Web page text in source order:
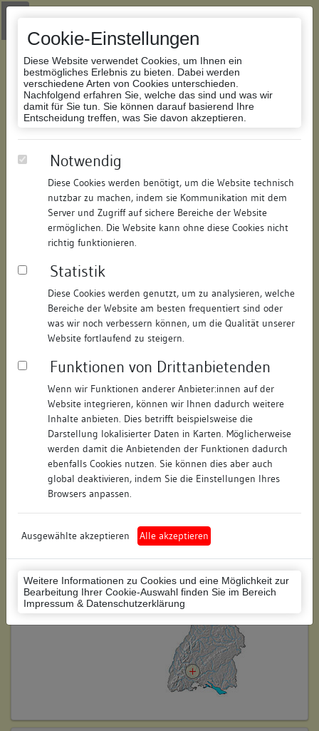
Cookie-Einstellungen
Diese Website verwendet Cookies, um Ihnen ein
bestmögliches Erlebnis zu bieten. Dabei werden
verschiedene Arten von Cookies unterschieden.
Nachfolgend erfahren Sie, welche das sind und was wir
damit für Sie tun. Sie können darauf basierend Ihre
Entscheidung treffen, was Sie davon akzeptieren.
Notwendig
Diese Cookies werden benötigt, um die Website technisch
nutzbar zu machen, indem sie Kommunikation mit dem
Server und Zugriff auf sichere Bereiche der Website
ermöglichen. Die Website kann ohne diese Cookies nicht
richtig funktionieren.
Statistik
Diese Cookies werden genutzt, um zu analysieren, welche
Bereiche der Website am besten frequentiert sind oder
was wir noch verbessern können, um die Qualität unserer
Website fortlaufend zu steigern.
Funktionen von Drittanbietenden
Wenn wir Funktionen anderer Anbieter:innen auf der
Website integrieren, können wir Ihnen dadurch weitere
Inhalte anbieten. Dies betrifft beispielsweise die
Darstellung lokalisierter Daten in Karten. Möglicherweise
werden damit die Anbietenden der Funktionen dadurch
ebenfalls Cookies nutzen. Sie können dies aber auch
global deaktivieren, indem Sie die Einstellungen Ihres
Browsers anpassen.
Ausgewählte akzeptieren Alle akzeptieren
Weitere Informationen zu Cookies und eine Möglichkeit zur
Bearbeitung Ihrer Cookie-Auswahl finden Sie im Bereich
Impressum & Datenschutzerklärung
Zur Navigation springen
Zum Inhalt der Website springen
Datenbank Bauforschung/Restaurierung
189345730318/Datum:08.03.2011
Datenbestand:
Bauforschung
Als PDF herunterladen:
Objektdaten
Straße: Gerberstraße
Hausnummer: 5
Postleitzahl: 78050
Stadt-Teilort: Villingen
Regierungsbezirk: Freiburg
Schwarzwald-Baar-Kreis
(Landkreis)
Wohnplatzschlüssel:
keine
Historische Gebäudenummer: keine
Lage des Wohnplatzes: